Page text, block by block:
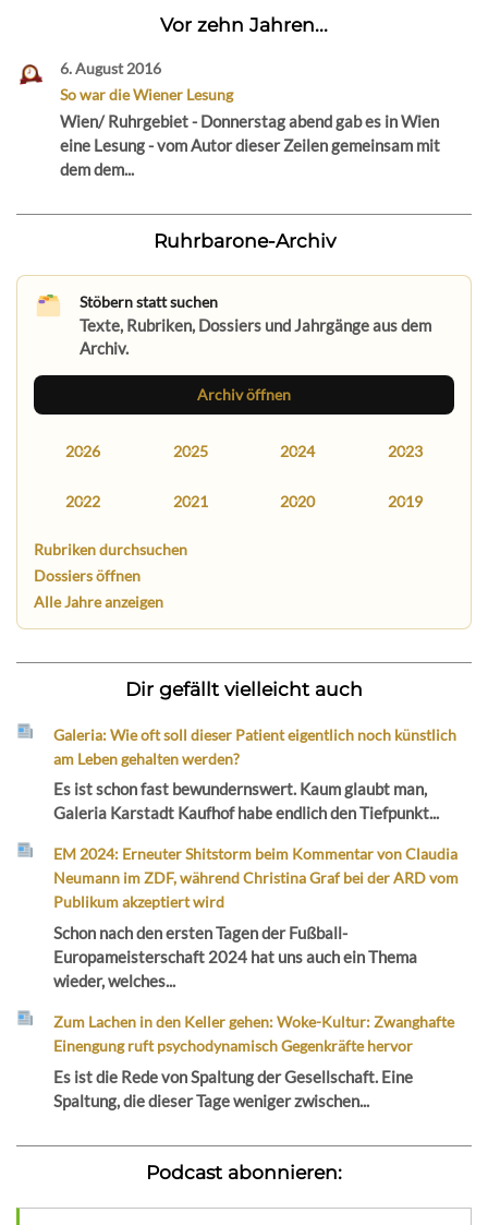
Vor zehn Jahren...
6. August 2016
So war die Wiener Lesung
Wien/ Ruhrgebiet - Donnerstag abend gab es in Wien
eine Lesung - vom Autor dieser Zeilen gemeinsam mit
dem dem...
Ruhrbarone-Archiv
Stöbern statt suchen
Texte, Rubriken, Dossiers und Jahrgänge aus dem
Archiv.
Archiv öffnen
2026 2025 2024 2023
2022 2021 2020 2019
Rubriken durchsuchen
Dossiers öffnen
Alle Jahre anzeigen
Dir gefällt vielleicht auch
Galeria: Wie oft soll dieser Patient eigentlich noch künstlich
am Leben gehalten werden?
Es ist schon fast bewundernswert. Kaum glaubt man,
Galeria Karstadt Kaufhof habe endlich den Tiefpunkt...
EM 2024: Erneuter Shitstorm beim Kommentar von Claudia
Neumann im ZDF, während Christina Graf bei der ARD vom
Publikum akzeptiert wird
Schon nach den ersten Tagen der Fußball-
Europameisterschaft 2024 hat uns auch ein Thema
wieder, welches...
Zum Lachen in den Keller gehen: Woke-Kultur: Zwanghafte
Einengung ruft psychodynamisch Gegenkräfte hervor
Es ist die Rede von Spaltung der Gesellschaft. Eine
Spaltung, die dieser Tage weniger zwischen...
Podcast abonnieren: